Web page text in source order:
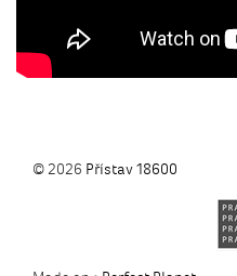
© 2026 Přístav 18600